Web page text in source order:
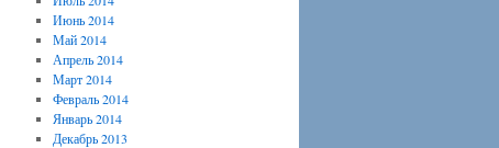
Июнь 2014
Май 2014
Апрель 2014
Март 2014
Февраль 2014
Январь 2014
Декабрь 2013